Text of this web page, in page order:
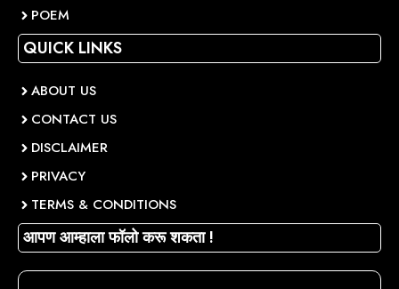
POEM
QUICK LINKS
ABOUT US
CONTACT US
DISCLAIMER
PRIVACY
TERMS & CONDITIONS
आपण आम्हाला फॉलो करू शकता !